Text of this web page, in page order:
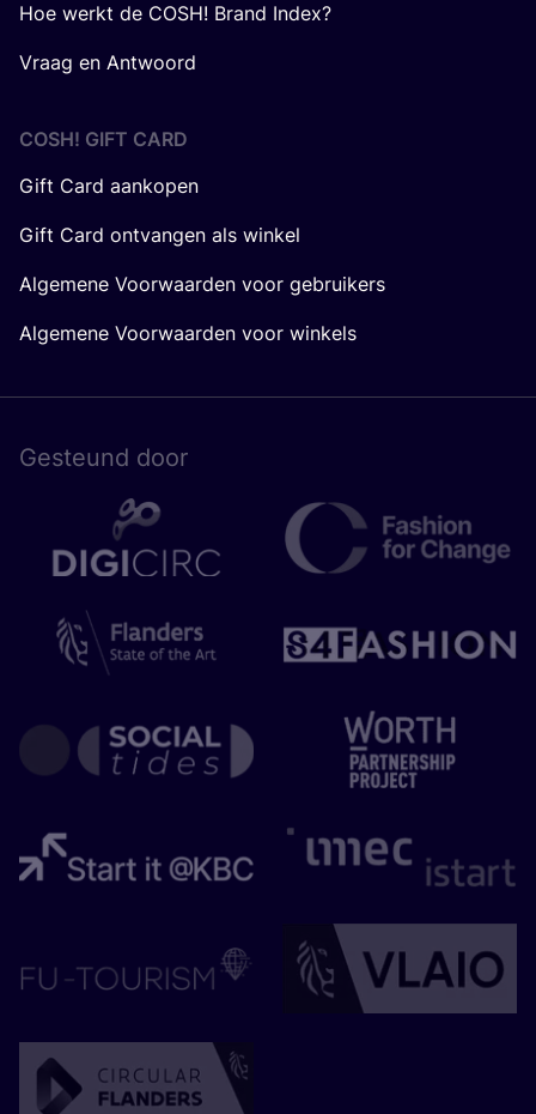
Hoe werkt de COSH! Brand Index?
Vraag en Antwoord
COSH! GIFT CARD
Gift Card aankopen
Gift Card ontvangen als winkel
Algemene Voorwaarden voor gebruikers
Algemene Voorwaarden voor winkels
Gesteund door